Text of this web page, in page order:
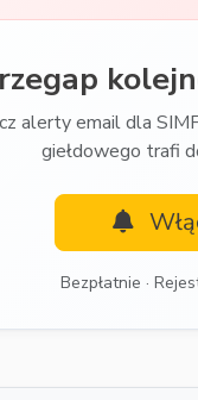
alerty email dla
giełdowego trafi
Bezpłatnie ·